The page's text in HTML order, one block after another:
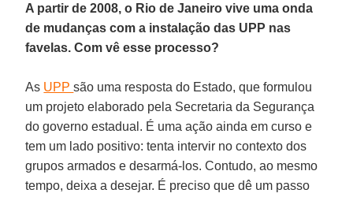
A partir de 2008, o Rio de Janeiro vive uma onda
de mudanças com a instalação das UPP nas
favelas. Com vê esse processo?
As UPPsão uma resposta do Estado, que formulou
um projeto elaborado pela Secretaria da Segurança
do governo estadual. É uma ação ainda em curso e
tem um lado positivo: tenta intervir no contexto dos
grupos armados e desarmá-los. Contudo, ao mesmo
tempo, deixa a desejar. É preciso que dê um passo